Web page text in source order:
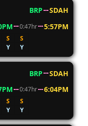
BRP
SDAH
0:47hr 5:57PM
S
S
Y Y
BRP
SDAH
0:47hr 6:04PM
S
S
Y Y